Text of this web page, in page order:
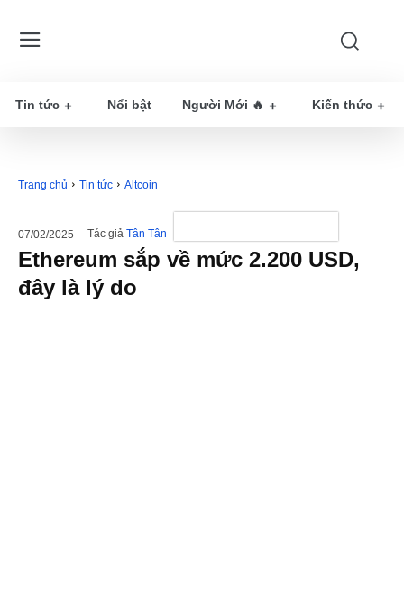
Tin tức Nổi bật Người Mới 🔥 Kiến thức
Trang chủ Tin tức Altcoin
07/02/2025 Tác giả Tân Tân
Ethereum sắp về mức 2.200 USD,
đây là lý do